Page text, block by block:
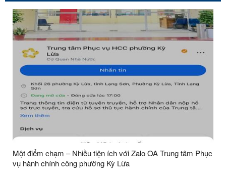
Một điểm chạm – Nhiều tiện ích với Zalo OA Trung tâm Phục
vụ hành chính công phường Kỳ Lừa